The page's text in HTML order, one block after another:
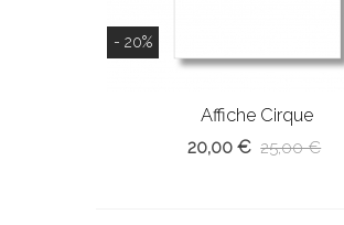
- 20%
Affiche Cirque
20,00 € 25,00 €